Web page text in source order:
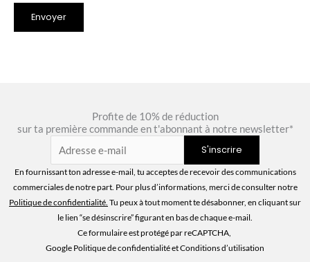
Profite de 10% de réduction
sur ta première commande en t'abonnant à notre newsletter*
En fournissant ton adresse e-mail, tu acceptes de recevoir des communications
commerciales de notre part. Pour plus d’informations, merci de consulter notre
Politique de confidentialité. Tu peux à tout moment te désabonner, en cliquant sur
le lien “se désinscrire” figurant en bas de chaque e-mail.
Ce formulaire est protégé par reCAPTCHA,
Google Politique de confidentialitéet Conditions d’utilisation